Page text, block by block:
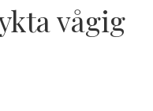
vågig